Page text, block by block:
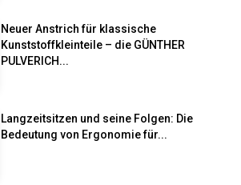
Neuer Anstrich für klassische
Kunststoffkleinteile – die GÜNTHER
PULVERICH...
Langzeitsitzen und seine Folgen: Die
Bedeutung von Ergonomie für...